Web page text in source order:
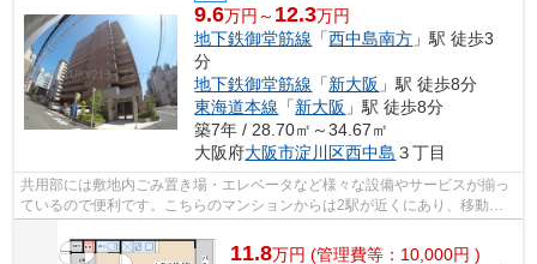
9.6万円～ 12.3万円
地下鉄御堂筋線 「西中島南方 」駅 徒歩3
分
地下鉄御堂筋線 「新大阪 」駅 徒歩8分
東海道本線 「新大阪 」駅 徒歩8分
築7年 / 28.70㎡～34.67㎡
大阪府大阪市淀川区西中島 ３丁目
共用部には敷地内ごみ置き場・エレベータなど様々な設備やサービスが揃っ
ているので便利です。こちらのマンションからは2駅が近くにあり、移動範
囲も広がります。通風システムが整った...
11.8万円 (管理費等：10,000円 )